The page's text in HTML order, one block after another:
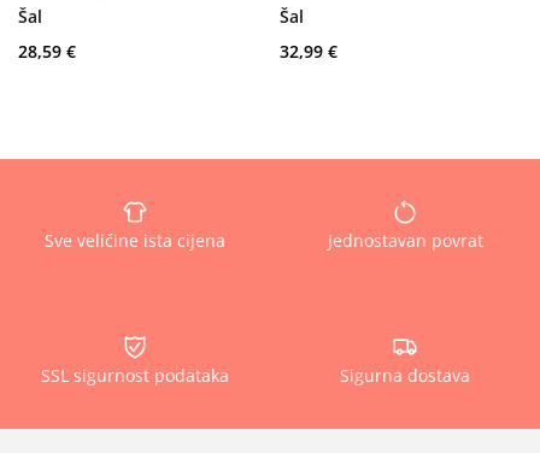
Šal
28,59 €
Šal
32,99 €
Sve veličine ista cijena Jednostavan povrat
SSL sigurnost podataka Sigurna dostava